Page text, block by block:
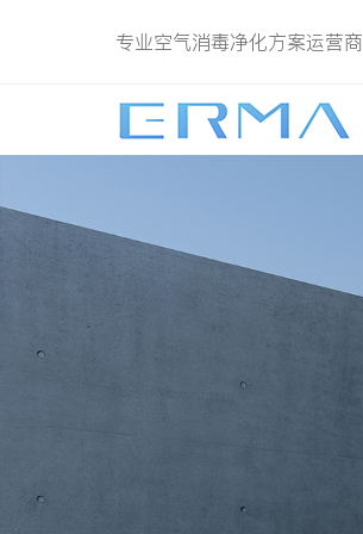
专业空气消毒净化方案运营商